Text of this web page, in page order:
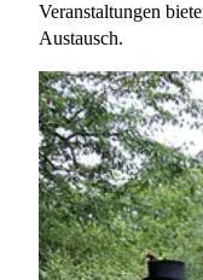
Veranstaltungen
Austausch.